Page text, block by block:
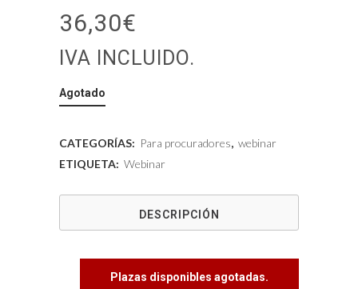
36,30€
IVA INCLUIDO.
Agotado
CATEGORÍAS: Para procuradores, webinar
ETIQUETA: Webinar
DESCRIPCIÓN
Plazas disponibles agotadas.